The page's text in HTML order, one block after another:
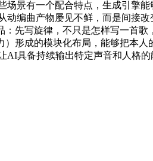
场景有一个配合特点，生成引擎
动编曲产物屡见不鲜，而是间接
：先写旋律，不只是怎样写一首
）形成的模块化布局，能够把本
AI具备持续输出特定声音和人格